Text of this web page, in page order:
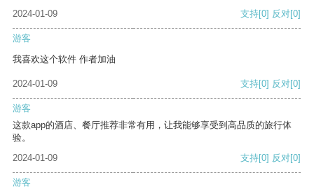
2024-01-09
支持[0] 反对[0]
游客
我喜欢这个软件 作者加油
2024-01-09 支持[0] 反对[0]
游客
这款app的酒店、餐厅推荐非常有用，让我能够享受到高品质的旅行体
验。
2024-01-09
支持[0] 反对[0]
游客